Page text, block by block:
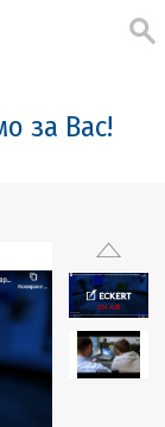
за Вас!